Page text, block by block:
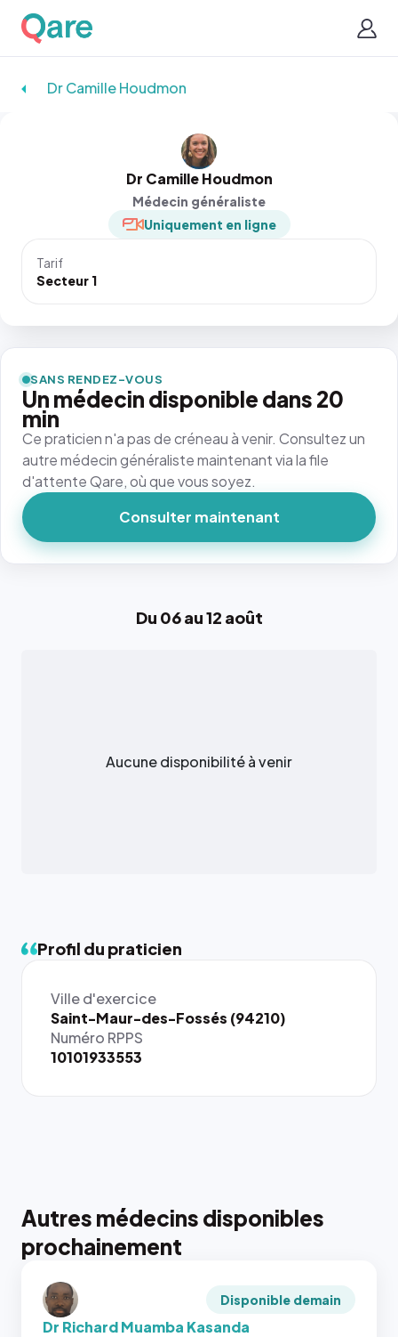
Dr Camille Houdmon
Dr Camille Houdmon
Médecin généraliste
Uniquement en ligne
Tarif
Secteur 1
Du 06 au 12 août
Aucune disponibilité à venir
Profil du praticien
Ville d'exercice
Saint-Maur-des-Fossés (94210)
Numéro RPPS
10101933553
SANS RENDEZ-VOUS
Un médecin disponible dans 20
min
Ce praticien n'a pas de créneau à venir. Consultez un
autre médecin généraliste maintenant via la file
d'attente Qare, où que vous soyez.
Consulter maintenant
Autres médecins disponibles
prochainement
Disponible demain
Dr Richard Muamba Kasanda